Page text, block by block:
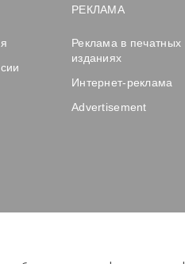
РЕКЛАМА
Реклама в печатных
изданиях
Интернет-реклама
Advertisement